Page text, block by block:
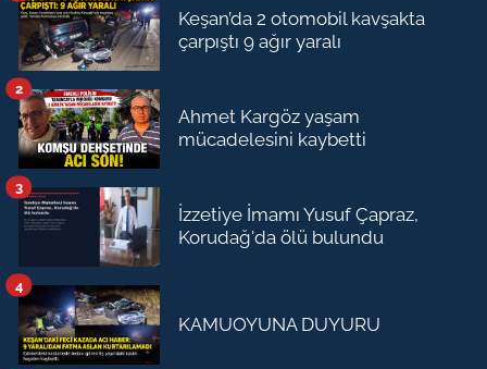
Keşan’da 2 otomobil kavşakta
çarpıştı 9 ağır yaralı
Ahmet Kargöz yaşam
mücadelesini kaybetti
2
İzzetiye İmamı Yusuf Çapraz,
Korudağ'da ölü bulundu
3
KAMUOYUNA DUYURU
4